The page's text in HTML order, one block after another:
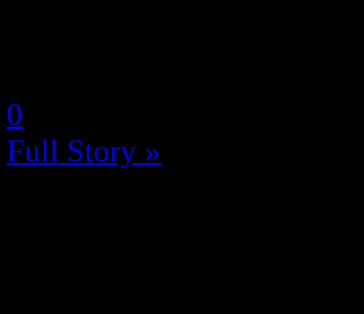
0
Full Story »